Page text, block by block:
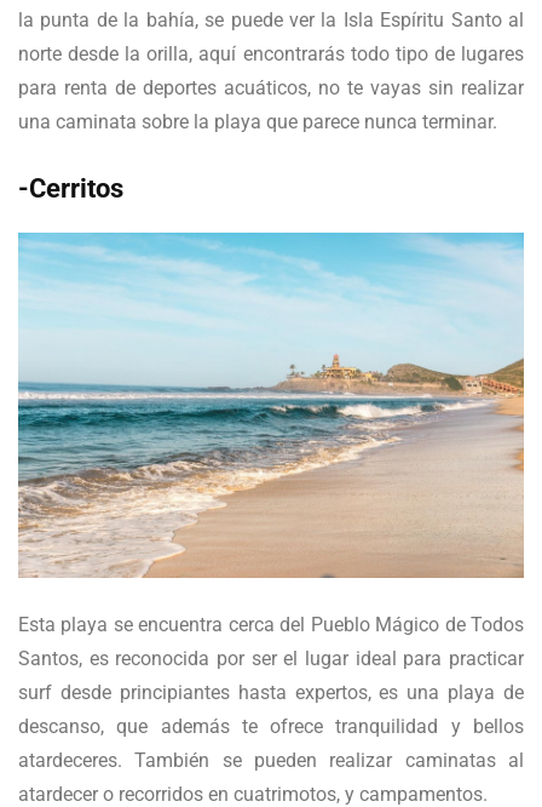
la punta de la bahía, se puede ver la Isla Espíritu Santo al
norte desde la orilla, aquí encontrarás todo tipo de lugares
para renta de deportes acuáticos, no te vayas sin realizar
una caminata sobre la playa que parece nunca terminar.
-Cerritos
Esta playa se encuentra cerca del Pueblo Mágico de Todos
Santos, es reconocida por ser el lugar ideal para practicar
surf desde principiantes hasta expertos, es una playa de
descanso, que además te ofrece tranquilidad y bellos
atardeceres. También se pueden realizar caminatas al
atardecer o recorridos en cuatrimotos, y campamentos.